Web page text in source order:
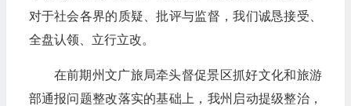
对于社会各界的质疑、批评与监督，我们诚恳接受、
全盘认领、立行立改。
在前期州文广旅局牵头督促景区抓好文化和旅游
部通报问题整改落实的基础上，我州启动提级整治，